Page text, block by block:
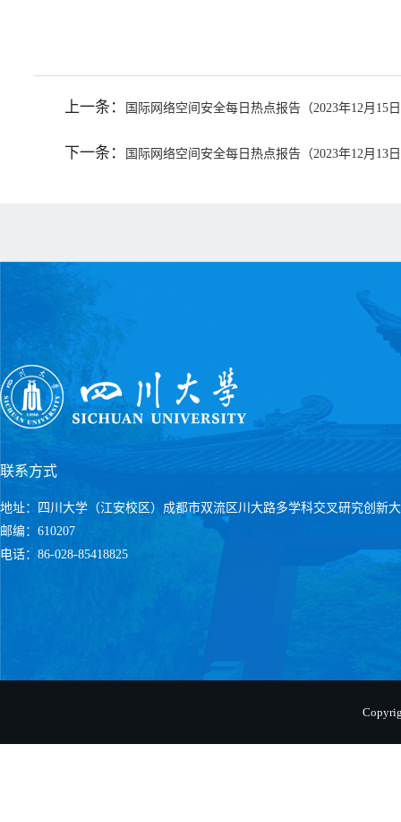
上一条： 国际网络空间安全每日热点报告（2023年12月15
下一条： 国际网络空间安全每日热点报告（2023年12月13
联系方式
地址：四川大学（江安校区）成都市双流区川大路多学科交叉研究创新
邮编：610207
电话：86-028-85418825